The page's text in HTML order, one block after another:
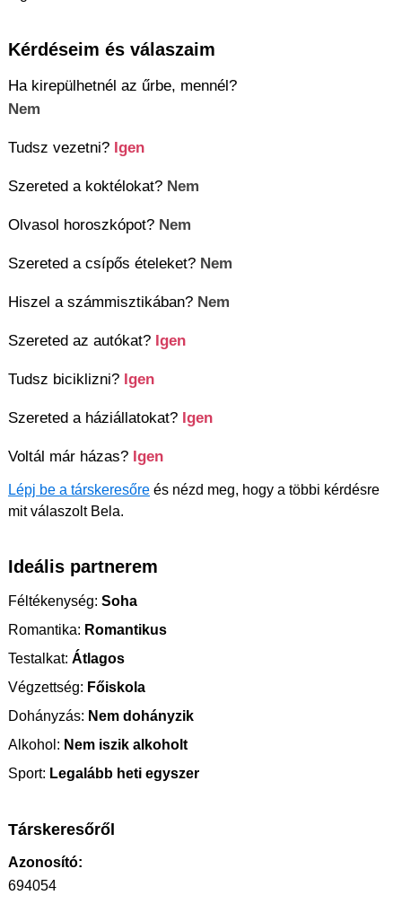
Kérdéseim és válaszaim
Ha kirepülhetnél az űrbe, mennél?
Nem
Tudsz vezetni? Igen
Szereted a koktélokat? Nem
Olvasol horoszkópot? Nem
Szereted a csípős ételeket? Nem
Hiszel a számmisztikában? Nem
Szereted az autókat? Igen
Tudsz biciklizni? Igen
Szereted a háziállatokat? Igen
Voltál már házas? Igen
Lépj be a társkeresőre és nézd meg, hogy a többi kérdésre
mit válaszolt Bela.
Ideális partnerem
Féltékenység: Soha
Romantika: Romantikus
Testalkat: Átlagos
Végzettség: Főiskola
Dohányzás: Nem dohányzik
Alkohol: Nem iszik alkoholt
Sport: Legalább heti egyszer
Társkeresőről
Azonosító:
694054